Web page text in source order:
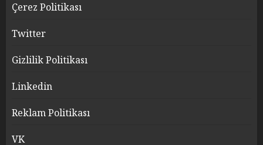
Çerez Politikası
Twitter
Gizlilik Politikası
Linkedin
Reklam Politikası
VK